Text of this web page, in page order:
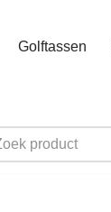
Golftassen